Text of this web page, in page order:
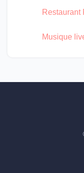
Restaurant
Musique